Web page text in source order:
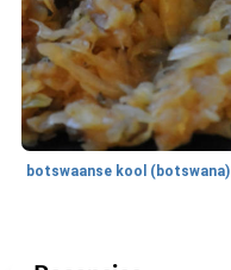
botswaanse kool (botswana)